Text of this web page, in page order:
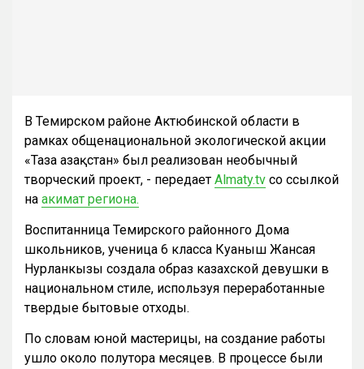
В Темирском районе Актюбинской области в
рамках общенациональной экологической акции
«Таза Қазақстан» был реализован необычный
творческий проект, - передает Almaty.tv со ссылкой
на акимат региона.
Воспитанница Темирского районного Дома
школьников, ученица 6 класса Куаныш Жансая
Нурланкызы создала образ казахской девушки в
национальном стиле, используя переработанные
твердые бытовые отходы.
По словам юной мастерицы, на создание работы
ушло около полутора месяцев. В процессе были